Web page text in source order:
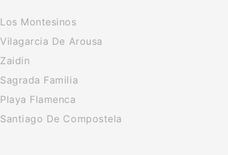
Los Montesinos
Vilagarcia De Arousa
Zaidin
Sagrada Familia
Playa Flamenca
Santiago De Compostela